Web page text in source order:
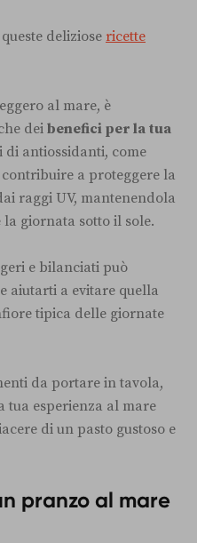
deliziose ricette
al mare, è
dei benefici per la tua
di antiossidanti, come
a proteggere la
raggi UV, mantenendola
giornata sotto il sole.
e bilanciati può
e aiutarti a evitare quella
tipica delle giornate
da portare in tavola,
tua esperienza al mare
di un pasto gustoso e
pranzo al mare